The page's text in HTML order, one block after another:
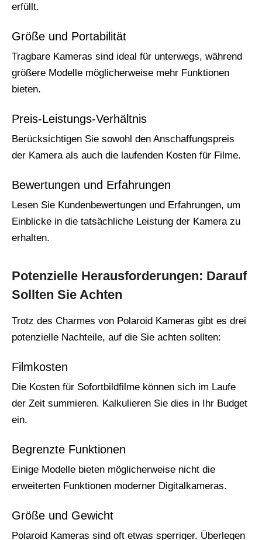
erfüllt.
Größe und Portabilität
Tragbare Kameras sind ideal für unterwegs, während
größere Modelle möglicherweise mehr Funktionen
bieten.
Preis-Leistungs-Verhältnis
Berücksichtigen Sie sowohl den Anschaffungspreis
der Kamera als auch die laufenden Kosten für Filme.
Bewertungen und Erfahrungen
Lesen Sie Kundenbewertungen und Erfahrungen, um
Einblicke in die tatsächliche Leistung der Kamera zu
erhalten.
Potenzielle Herausforderungen: Darauf
Sollten Sie Achten
Trotz des Charmes von Polaroid Kameras gibt es drei
potenzielle Nachteile, auf die Sie achten sollten:
Filmkosten
Die Kosten für Sofortbildfilme können sich im Laufe
der Zeit summieren. Kalkulieren Sie dies in Ihr Budget
ein.
Begrenzte Funktionen
Einige Modelle bieten möglicherweise nicht die
erweiterten Funktionen moderner Digitalkameras.
Größe und Gewicht
Polaroid Kameras sind oft etwas sperriger. Überlegen